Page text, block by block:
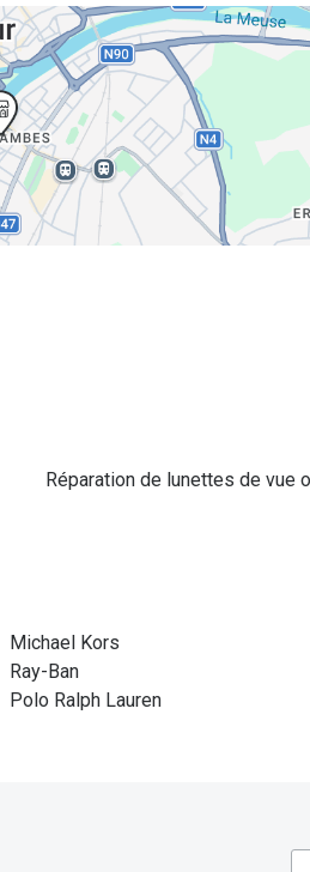
Réparation de lunettes de vue
Michael Kors
Ray-Ban
Polo Ralph Lauren